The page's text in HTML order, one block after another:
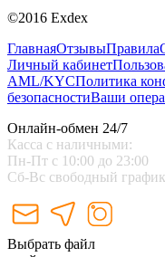
©2016 Exdex
ГлавнаяОтзывыПравила
Личный кабинет
AML/KYCПолитика
безопасностиВаши
Онлайн-обмен 24/7
Касса с наличными:
Пн-Пт с 10:00 до 23:00
Сб-Вс свободный график
Выбрать файл